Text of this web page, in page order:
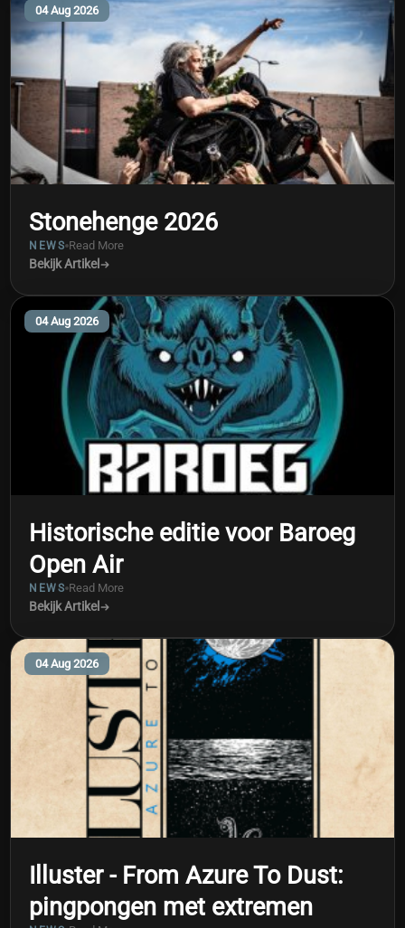
04 Aug 2026
Stonehenge 2026
NEWS Read More
Bekijk Artikel
04 Aug 2026
Historische editie voor Baroeg
Open Air
NEWS Read More
Bekijk Artikel
04 Aug 2026
Illuster - From Azure To Dust:
pingpongen met extremen